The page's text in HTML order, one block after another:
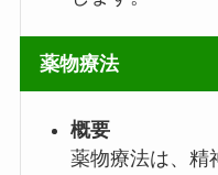
薬物療法
概要
薬物療法は、精